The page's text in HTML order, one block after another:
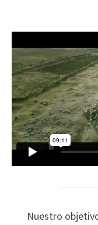
Nuestro